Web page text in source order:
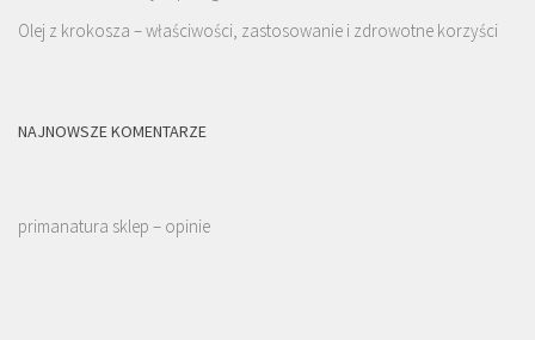
Olej z krokosza – właściwości, zastosowanie i zdrowotne korzyści
NAJNOWSZE KOMENTARZE
primanatura sklep – opinie